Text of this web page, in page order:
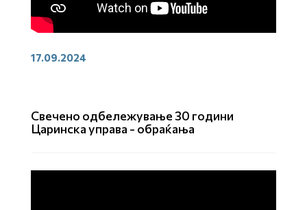
17.09.2024
Свечено одбележување 30 години
Царинска управа - обраќања